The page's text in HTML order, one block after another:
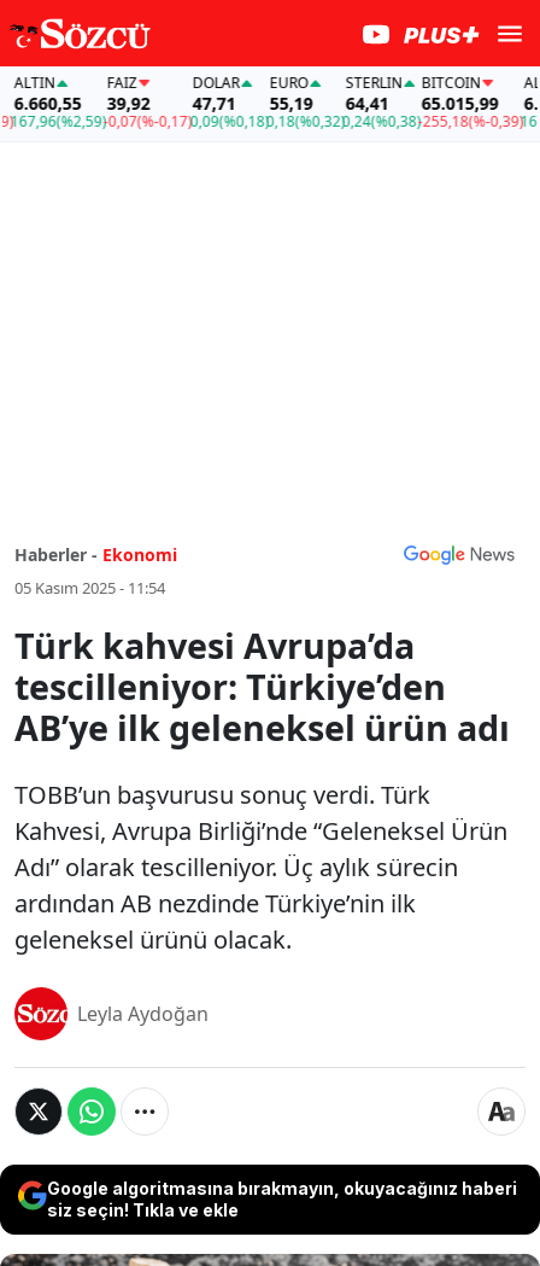
(%2,59)
FAİZ
39,92
-0,07(%-0,17)
DOLAR
47,71
0,09(%0,18)
EURO
55,19
0,18(%0,32)
STERLIN
64,41
0,24(%0,38)
BITCOIN
65.015,99
-255,18(%-0,39)
Haberler - Ekonomi
05 Kasım 2025 - 11:54
Türk kahvesi Avrupa’da
tescilleniyor: Türkiye’den
AB’ye ilk geleneksel ürün adı
TOBB’un başvurusu sonuç verdi. Türk
Kahvesi, Avrupa Birliği’nde “Geleneksel Ürün
Adı” olarak tescilleniyor. Üç aylık sürecin
ardından AB nezdinde Türkiye’nin ilk
geleneksel ürünü olacak.
Leyla Aydoğan
Google algoritmasına bırakmayın, okuyacağınız haberi
siz seçin! Tıkla ve ekle